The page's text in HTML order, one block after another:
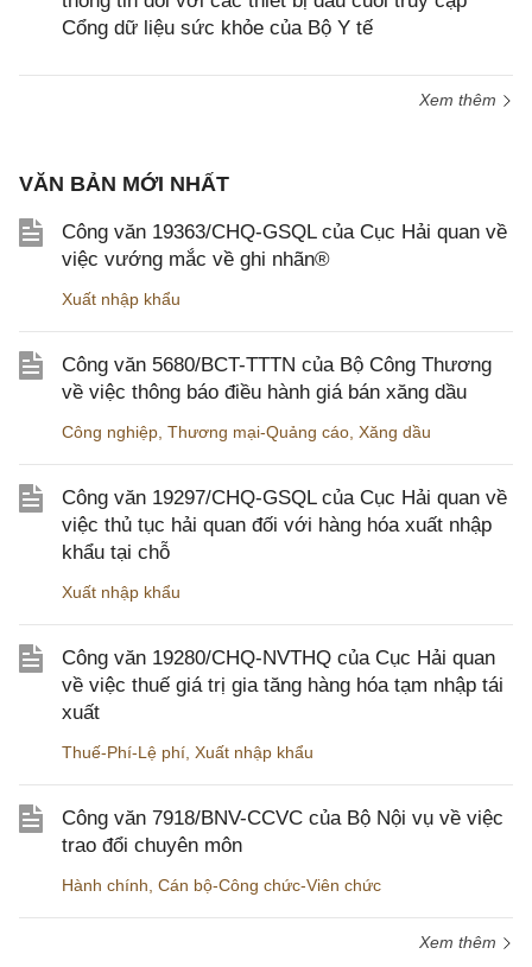
Cổng dữ liệu sức khỏe của Bộ Y tế
Xem thêm
VĂN BẢN MỚI NHẤT
Công văn 19363/CHQ-GSQL của Cục Hải quan về
việc vướng mắc về ghi nhãn®
Xuất nhập khẩu
Công văn 5680/BCT-TTTN của Bộ Công Thương
về việc thông báo điều hành giá bán xăng dầu
Công nghiệp Thương mại-Quảng cáo Xăng dầu
Công văn 19297/CHQ-GSQL của Cục Hải quan về
việc thủ tục hải quan đối với hàng hóa xuất nhập
khẩu tại chỗ
Xuất nhập khẩu
Công văn 19280/CHQ-NVTHQ của Cục Hải quan
về việc thuế giá trị gia tăng hàng hóa tạm nhập tái
xuất
Thuế-Phí-Lệ phí Xuất nhập khẩu
Công văn 7918/BNV-CCVC của Bộ Nội vụ về việc
trao đổi chuyên môn
Hành chính Cán bộ-Công chức-Viên chức
Xem thêm